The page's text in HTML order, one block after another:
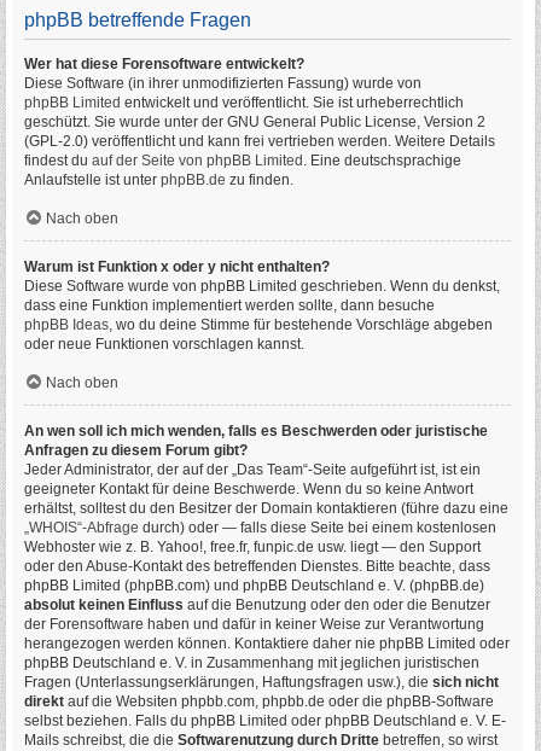
phpBB betreffende Fragen
Wer hat diese Forensoftware entwickelt?
Diese Software (in ihrer unmodifizierten Fassung) wurde von
phpBB Limited entwickelt und veröffentlicht. Sie ist urheberrechtlich
geschützt. Sie wurde unter der GNU General Public License, Version 2
(GPL-2.0) veröffentlicht und kann frei vertrieben werden. Weitere Details
findest du auf der Seite von phpBB Limited . Eine deutschsprachige
Anlaufstelle ist unter phpBB.de zu finden.
Nach oben
Warum ist Funktion x oder y nicht enthalten?
Diese Software wurde von phpBB Limited geschrieben. Wenn du denkst,
dass eine Funktion implementiert werden sollte, dann besuche
phpBB Ideas, wo du deine Stimme für bestehende Vorschläge abgeben
oder neue Funktionen vorschlagen kannst.
Nach oben
An wen soll ich mich wenden, falls es Beschwerden oder juristische
Anfragen zu diesem Forum gibt?
Jeder Administrator, der auf der „Das Team“-Seite aufgeführt ist, ist ein
geeigneter Kontakt für deine Beschwerde. Wenn du so keine Antwort
erhältst, solltest du den Besitzer der Domain kontaktieren (führe dazu eine
„WHOIS“-Abfrage durch) oder — falls diese Seite bei einem kostenlosen
Webhoster wie z. B. Yahoo!, free.fr, funpic.de usw. liegt — den Support
oder den Abuse-Kontakt des betreffenden Dienstes. Bitte beachte, dass
phpBB Limited (phpBB.com) und phpBB Deutschland e. V. (phpBB.de)
absolut keinen Einfluss auf die Benutzung oder den oder die Benutzer
der Forensoftware haben und dafür in keiner Weise zur Verantwortung
herangezogen werden können. Kontaktiere daher nie phpBB Limited oder
phpBB Deutschland e. V. in Zusammenhang mit jeglichen juristischen
Fragen (Unterlassungserklärungen, Haftungsfragen usw.), die sich nicht
direkt auf die Websiten phpbb.com, phpbb.de oder die phpBB-Software
selbst beziehen. Falls du phpBB Limited oder phpBB Deutschland e. V. E-
Mails schreibst, die die Softwarenutzung durch Dritte betreffen, so wirst